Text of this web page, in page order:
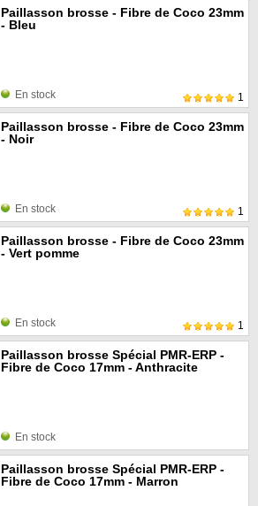
Paillasson brosse - Fibre de Coco 23mm
- Bleu
1
En stock
Paillasson brosse - Fibre de Coco 23mm
- Noir
1
En stock
Paillasson brosse - Fibre de Coco 23mm
- Vert pomme
1
En stock
Paillasson brosse Spécial PMR-ERP -
Fibre de Coco 17mm - Anthracite
En stock
Paillasson brosse Spécial PMR-ERP -
Fibre de Coco 17mm - Marron